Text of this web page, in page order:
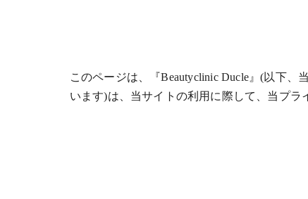
このページは、『Beautyclinic Ducle』(以下
います)は、当サイトの利用に際して、当プラ